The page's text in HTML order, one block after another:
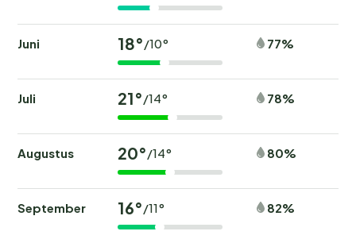
Juni 18°/10° 77%
Juli 21°/14° 78%
Augustus 20°/14° 80%
September 16°/11° 82%